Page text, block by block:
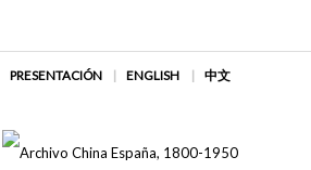
PRESENTACIÓN ENGLISH 中文